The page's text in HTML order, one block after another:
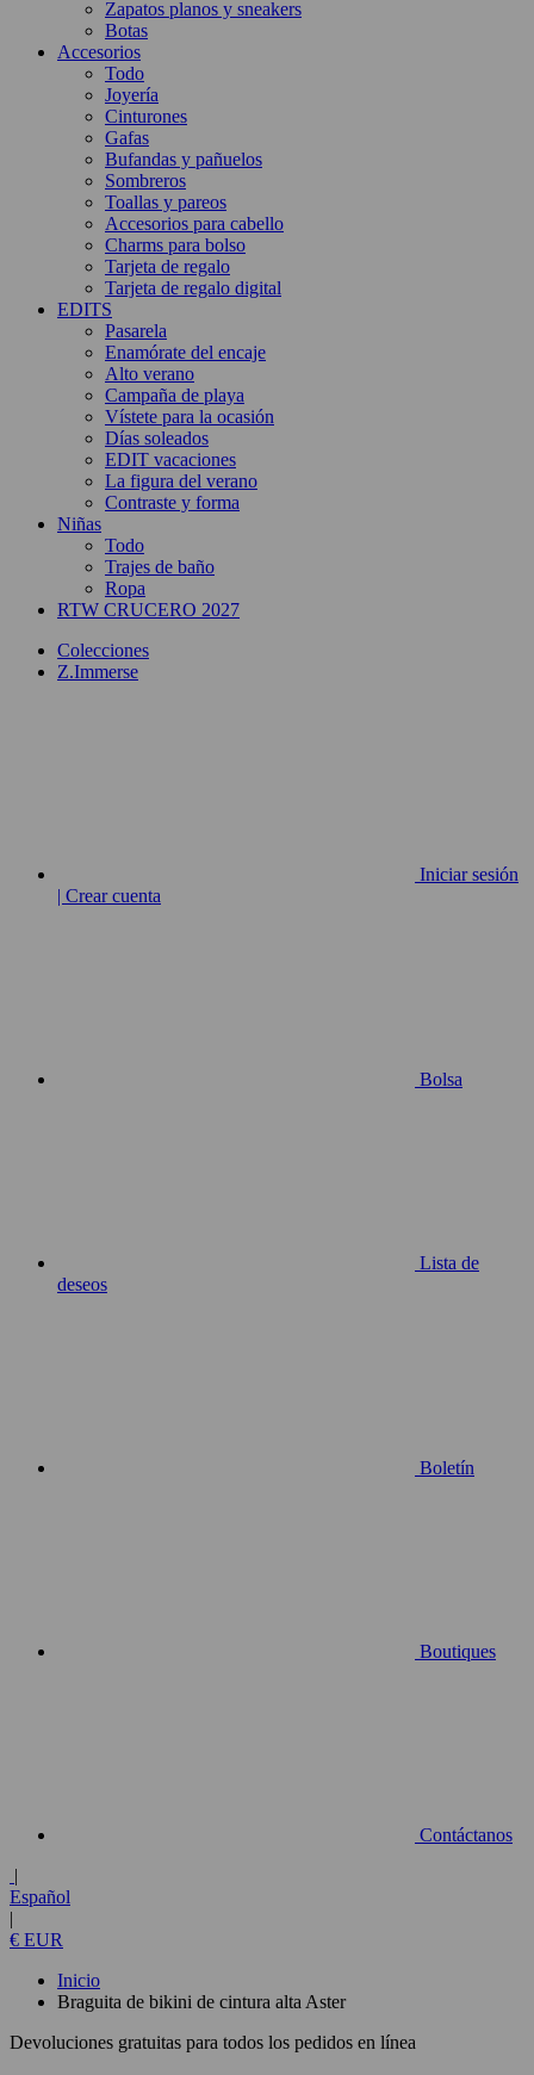
Zapatos planos y sneakers
Botas
Accesorios
Todo
Joyería
Cinturones
Gafas
Bufandas y pañuelos
Sombreros
Toallas y pareos
Accesorios para cabello
Charms para bolso
Tarjeta de regalo
Tarjeta de regalo digital
EDITS
Pasarela
Enamórate del encaje
Alto verano
Campaña de playa
Vístete para la ocasión
Días soleados
EDIT vacaciones
La figura del verano
Contraste y forma
Niñas
Todo
Trajes de baño
Ropa
RTW CRUCERO 2027
Colecciones
Z.Immerse
Iniciar sesión
| Crear cuenta
Bolsa
Lista de
deseos
Boletín
Boutiques
Contáctanos
|
Español
|
€ EUR
Inicio
Braguita de bikini de cintura alta Aster
Devoluciones gratuitas para todos los pedidos en línea